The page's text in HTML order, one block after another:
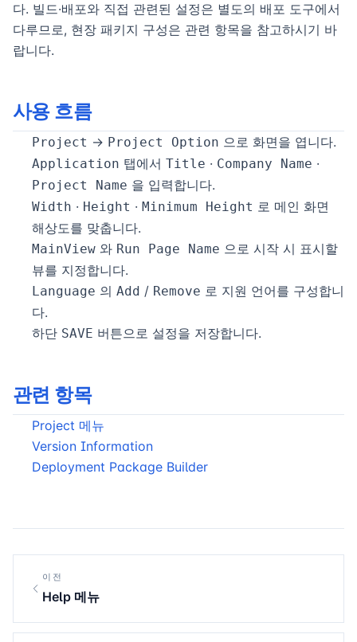
다. 빌드·배포와 직접 관련된 설정은 별도의 배포 도구에서
다루므로, 현장 패키지 구성은 관련 항목을 참고하시기 바
랍니다.
사용 흐름
Project → Project Option 으로 화면을 엽니다.
Application 탭에서 Title · Company Name ·
Project Name 을 입력합니다.
Width · Height · Minimum Height 로 메인 화면
해상도를 맞춥니다.
MainView 와 Run Page Name 으로 시작 시 표시할
뷰를 지정합니다.
Language 의 Add / Remove 로 지원 언어를 구성합니
다.
하단 SAVE 버튼으로 설정을 저장합니다.
관련 항목
Project 메뉴
Version Information
Deployment Package Builder
이전
Help 메뉴